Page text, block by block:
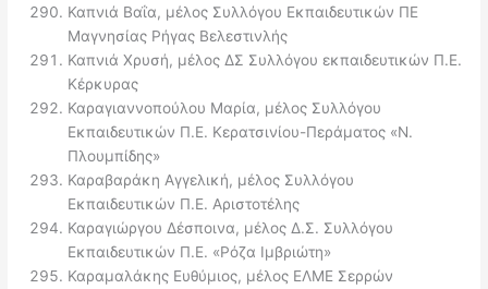
Καπνιά Βαΐα, μέλος Συλλόγου Εκπαιδευτικών ΠΕ
Μαγνησίας Ρήγας Βελεστινλής
Καπνιά Χρυσή, μέλος ΔΣ Συλλόγου εκπαιδευτικών Π.Ε.
Κέρκυρας
Καραγιαννοπούλου Μαρία, μέλος Συλλόγου
Εκπαιδευτικών Π.Ε. Κερατσινίου-Περάματος «Ν.
Πλουμπίδης»
Καραβαράκη Αγγελική, μέλος Συλλόγου
Εκπαιδευτικών Π.Ε. Αριστοτέλης
Καραγιώργου Δέσποινα, μέλος Δ.Σ. Συλλόγου
Εκπαιδευτικών Π.Ε. «Ρόζα Ιμβριώτη»
Καραμαλάκης Ευθύμιος, μέλος ΕΛΜΕ Σερρών